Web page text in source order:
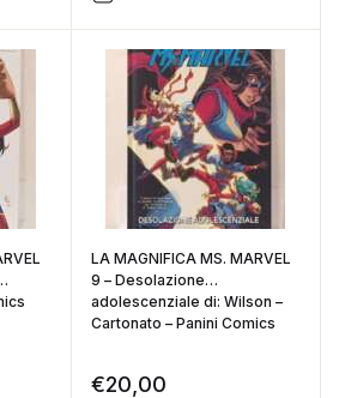
LA MAGNIFICA MS. MARVEL
9 – Desolazione
adolescenziale di: Wilson –
Cartonato – Panini Comics
€20,00